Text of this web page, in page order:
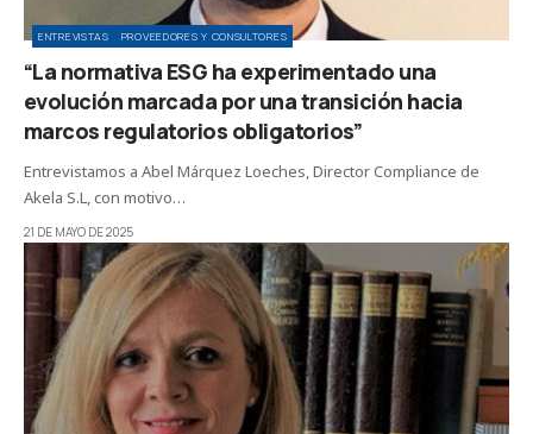
ENTREVISTAS PROVEEDORES Y CONSULTORES
“La normativa ESG ha experimentado una
evolución marcada por una transición hacia
marcos regulatorios obligatorios”
Entrevistamos a Abel Márquez Loeches, Director Compliance de
Akela S.L, con motivo…
21 DE MAYO DE 2025